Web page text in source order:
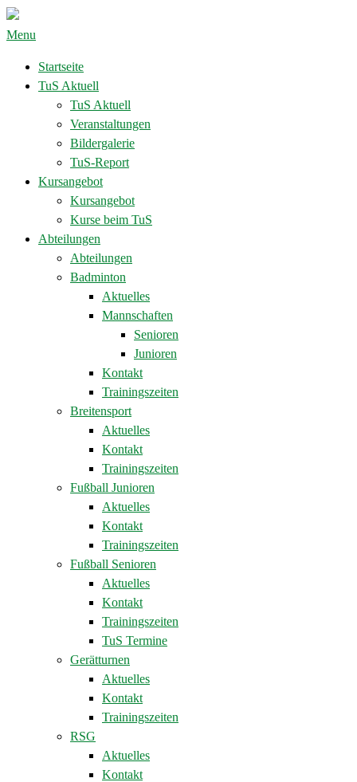
Menu
Startseite
TuS Aktuell
TuS Aktuell
Veranstaltungen
Bildergalerie
TuS-Report
Kursangebot
Kursangebot
Kurse beim TuS
Abteilungen
Abteilungen
Badminton
Aktuelles
Mannschaften
Senioren
Junioren
Kontakt
Trainingszeiten
Breitensport
Aktuelles
Kontakt
Trainingszeiten
Fußball Junioren
Aktuelles
Kontakt
Trainingszeiten
Fußball Senioren
Aktuelles
Kontakt
Trainingszeiten
TuS Termine
Gerätturnen
Aktuelles
Kontakt
Trainingszeiten
RSG
Aktuelles
Kontakt